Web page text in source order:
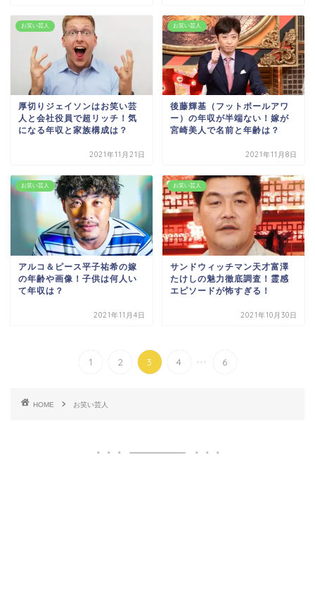
お笑い芸人
厚切りジェイソンはお笑い芸
人と会社役員で超リッチ！気
になる年収と家族構成は？
2021年11月21日
お笑い芸人
後藤輝基（フットボールアワ
ー）の年収が半端ない！嫁が
宮崎美人で名前と年齢は？
2021年11月8日
お笑い芸人
アルコ＆ピース平子祐希の嫁
の年齢や画像！子供は何人い
て年収は？
2021年11月4日
お笑い芸人
サンドウィッチマン天才富澤
たけしの魅力徹底調査！霊感
エピソードが怖すぎる！
2021年10月30日
1 2 3 4 ... 6
HOME お笑い芸人